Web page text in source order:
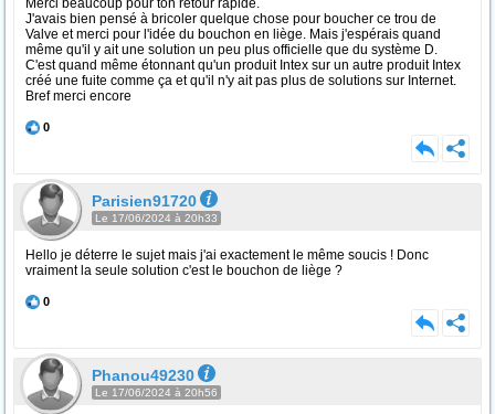
Merci beaucoup pour ton retour rapide.
J'avais bien pensé à bricoler quelque chose pour boucher ce trou de
Valve et merci pour l'idée du bouchon en liège. Mais j'espérais quand
même qu'il y ait une solution un peu plus officielle que du système D.
C'est quand même étonnant qu'un produit Intex sur un autre produit Intex
créé une fuite comme ça et qu'il n'y ait pas plus de solutions sur Internet.
Bref merci encore
0
Parisien91720
Le 17/06/2024 à 20h33
Hello je déterre le sujet mais j'ai exactement le même soucis ! Donc
vraiment la seule solution c'est le bouchon de liège ?
0
Phanou49230
Le 17/06/2024 à 20h56